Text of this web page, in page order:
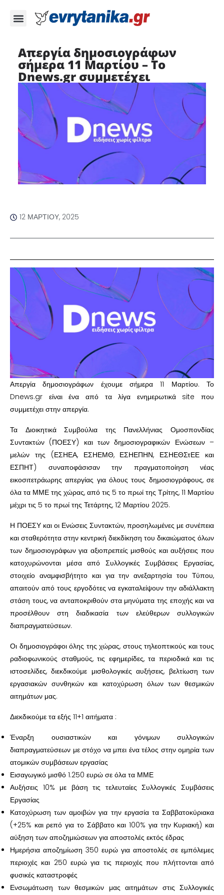
Απεργία δημοσιογράφων
σήμερα 11 Μαρτίου – Το
Dnews.gr συμμετέχει
12 ΜΑΡΤΊΟΥ, 2025
Απεργία δημοσιογράφων έχουμε σήμερα 11 Μαρτίου. Το
Dnews.gr είναι ένα από τα λίγα ενημερωτικά site που
συμμετέχει στην απεργία.
Τα Διοικητικά Συμβούλια της Πανελλήνιας Ομοσπονδίας
Συντακτών (ΠΟΕΣΥ) και των δημοσιογραφικών Ενώσεων –
μελών της (ΕΣΗΕΑ, ΕΣΗΕΜΘ, ΕΣΗΕΠΗΝ, ΕΣΗΕΘΣτΕΕ και
ΕΣΠΗΤ) συναποφάσισαν την πραγματοποίηση νέας
εικοσιτετράωρης απεργίας για όλους τους δημοσιογράφους, σε
όλα τα ΜΜΕ της χώρας, από τις 5 το πρωί της Τρίτης, 11 Μαρτίου
μέχρι τις 5 το πρωί της Τετάρτης, 12 Μαρτίου 2025.
Η ΠΟΕΣΥ και οι Ενώσεις Συντακτών, προσηλωμένες με συνέπεια
και σταθερότητα στην κεντρική διεκδίκηση του δικαιώματος όλων
των δημοσιογράφων για αξιοπρεπείς μισθούς και αυξήσεις που
κατοχυρώνονται μέσα από Συλλογικές Συμβάσεις Εργασίας,
στοιχείο αναμφισβήτητο και για την ανεξαρτησία του Τύπου,
απαιτούν από τους εργοδότες να εγκαταλείψουν την αδιάλλακτη
στάση τους, να ανταποκριθούν στα μηνύματα της εποχής και να
προσέλθουν στη διαδικασία των ελεύθερων συλλογικών
διαπραγματεύσεων.
Οι δημοσιογράφοι όλης της χώρας, στους τηλεοπτικούς και τους
ραδιοφωνικούς σταθμούς, τις εφημερίδες, τα περιοδικά και τις
ιστοσελίδες, διεκδικούμε μισθολογικές αυξήσεις, βελτίωση των
εργασιακών συνθηκών και κατοχύρωση όλων των θεσμικών
αιτημάτων μας.
Διεκδικούμε τα εξής 11+1 αιτήματα :
Έναρξη ουσιαστικών και γόνιμων συλλογικών
διαπραγματεύσεων με στόχο να μπει ένα τέλος στην ομηρία των
ατομικών συμβάσεων εργασίας
Εισαγωγικό μισθό 1.250 ευρώ σε όλα τα ΜΜΕ
Αυξήσεις 10% με βάση τις τελευταίες Συλλογικές Συμβάσεις
Εργασίας
Κατοχύρωση των αμοιβών για την εργασία τα Σαββατοκύριακα
(+25% και ρεπό για το Σάββατο και 100% για την Κυριακή) και
αύξηση των αποζημιώσεων για αποστολές εκτός έδρας
Ημερήσια αποζημίωση 350 ευρώ για αποστολές σε εμπόλεμες
περιοχές και 250 ευρώ για τις περιοχές που πλήττονται από
φυσικές καταστροφές
Ενσωμάτωση των θεσμικών μας αιτημάτων στις Συλλογικές